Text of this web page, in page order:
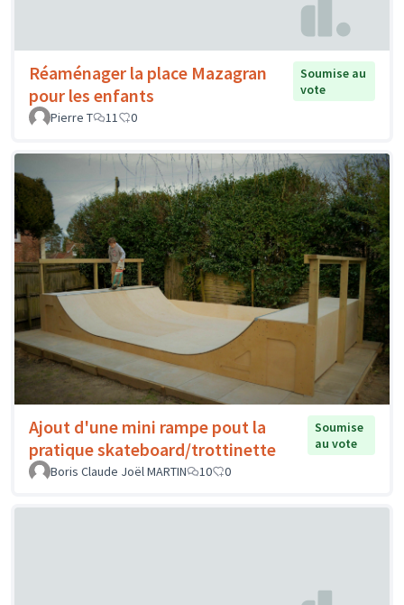
Réaménager la place Mazagran
pour les enfants
Soumise au
vote
Pierre T
11 0
Ajout d'une mini rampe pout la
pratique skateboard/trottinette
Soumise
au vote
Boris Claude Joël MARTIN
10 0